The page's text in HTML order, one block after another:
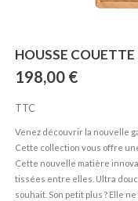
HOUSSE
198,00 €
TTC
Venez découvrir la nouvelle
Cette collection vous offre
Cette nouvelle matière
tissées entre elles. Ultra
souhait. Son petit plus ? Elle